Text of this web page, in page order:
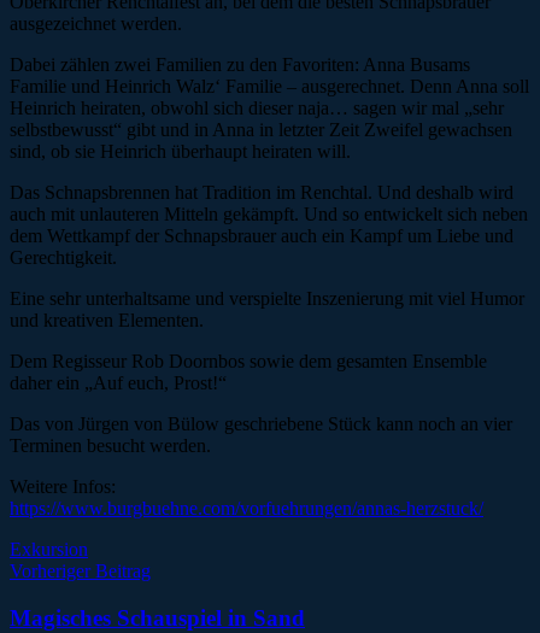
ausgezeichnet werden.
Dabei zählen zwei Familien zu den Favoriten: Anna Busams
Familie und Heinrich Walz‘ Familie – ausgerechnet. Denn Anna soll
Heinrich heiraten, obwohl sich dieser naja… sagen wir mal „sehr
selbstbewusst“ gibt und in Anna in letzter Zeit Zweifel gewachsen
sind, ob sie Heinrich überhaupt heiraten will.
Das Schnapsbrennen hat Tradition im Renchtal. Und deshalb wird
auch mit unlauteren Mitteln gekämpft. Und so entwickelt sich neben
dem Wettkampf der Schnapsbrauer auch ein Kampf um Liebe und
Gerechtigkeit.
Eine sehr unterhaltsame und verspielte Inszenierung mit viel Humor
und kreativen Elementen.
Dem Regisseur Rob Doornbos sowie dem gesamten Ensemble
daher ein „Auf euch, Prost!“
Das von Jürgen von Bülow geschriebene Stück kann noch an vier
Terminen besucht werden.
Weitere Infos:
https://www.burgbuehne.com/vorfuehrungen/annas-herzstuck/
Exkursion
Beitragsnavigation
Vorheriger Beitrag
Magisches Schauspiel in Sand